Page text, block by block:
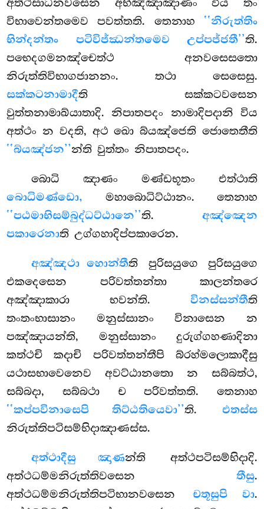
අත්ථසාධනවසෙන අභිඤ්ඤාඤාණං විය තං
විභාවෙන්තමෙව පවත්තති. තෙනාහ ‘‘නිරුත්තිං
භින්දන්තං පටිවිජ්ඣන්තමෙව උප්පජ්ජතී’’ති.
පභෙදගමනඤ්චෙත්ථ අනවසෙසතො
නිරුත්තිවිභාගජානනං. තථා සෙසෙසු.
සක්කටනාමාදීති සක්කටවසෙන
වුත්තනාමාඛ්යාතාදි. නිපාතපදං නාමාදිපදානි විය
අත්ථං න වදති, අථ ඛො බ්යඤ්ජෙති ජොතෙතීති
‘‘බ්යඤ්ජන’’න්ති වුත්තං නිපාතපදං.
බොධි ඤාණං මණ්ඩභූතං එත්ථාති
බොධිමණ්ඩො, මහාබොධිට්ඨානං. තෙනාහ
‘‘පඨමාභිසම්බුද්ධට්ඨානෙ’’ති. අඤ්ඤෙන
පකාරෙනාති උග්ගහාදිප්පකාරෙන.
අඤ්ඤථා හොන්තීති පුරිසයුගෙ පුරිසයුගෙ
එකදෙසෙන පරිවත්තන්තා කාලන්තරෙ
අඤ්ඤාකාරා භවන්ති. විනස්සන්තීති
තංතංභාසානං මනුස්සානං විනාසෙන න
පඤ්ඤායන්ති, මනුස්සානං දුරුග්ගහණාදිනා
කත්ථචි කදාචි පරිවත්තන්තීපි බ්රහ්මලොකාදීසු
යථාසභාවෙනෙව අවට්ඨානතො න සබ්බත්ථ,
සබ්බදා, සබ්බථා ච පරිවත්තති. තෙනාහ
‘‘කප්පවිනාසෙපි තිට්ඨතියෙවා’’ති. එතස්ස
නිරුත්තිපටිසම්භිදාඤාණස්ස.
අත්ථාදීසු ඤාණන්ති අත්ථපටිසම්භිදාදි.
අත්ථධම්මනිරුත්තිවසෙන තීසු.
අත්ථධම්මනිරුත්තිපටිභානවසෙන චතූසුපි වා.